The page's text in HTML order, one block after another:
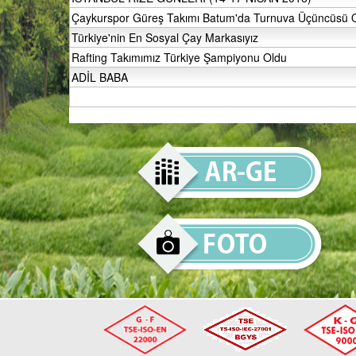
Çaykurspor Güreş Takımı Batum'da Turnuva Üçüncüsü
Türkiye'nin En Sosyal Çay Markasıyız
Rafting Takımımız Türkiye Şampiyonu Oldu
ADİL BABA